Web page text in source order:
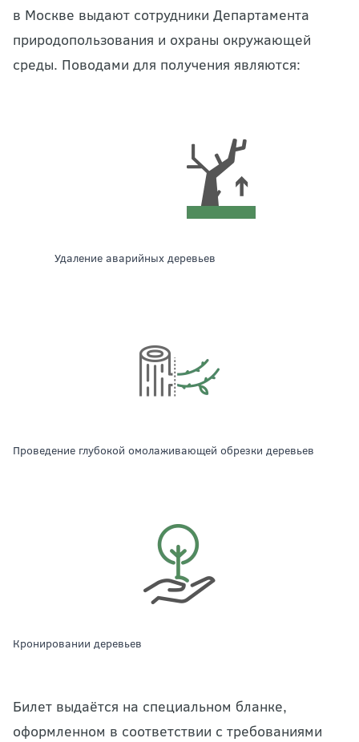
в Москве выдают сотрудники Департамента
природопользования и охраны окружающей
среды. Поводами для получения являются:
удаление аварийных деревьев
проведение глубокой омолаживающей обрезки деревьев
кронировании деревьев
Билет выдаётся на специальном бланке,
оформленном в соответствии с требованиями